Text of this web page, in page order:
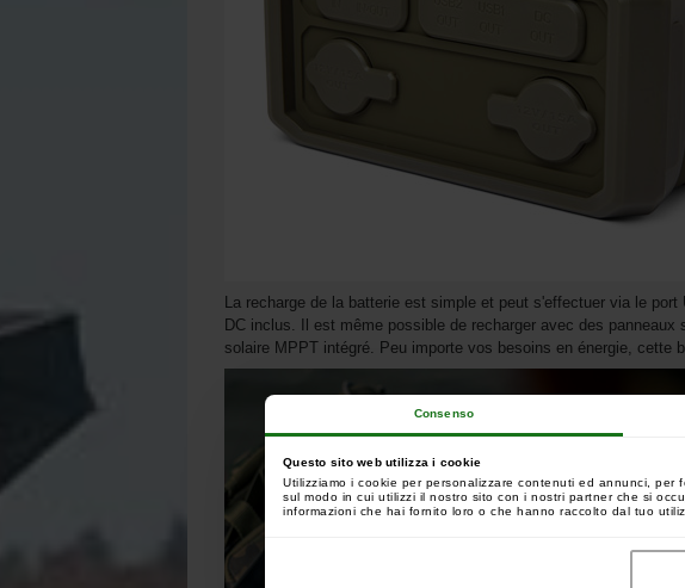
Consenso
Questo sito web utilizza i cookie
Utilizziamo i cookie per personalizzare contenuti ed annunci,
sul modo in cui utilizzi il nostro sito con i nostri partner che si
informazioni che hai fornito loro o che hanno raccolto dal tuo
La recharge de la batterie est simple et peut s'effectuer via le
DC inclus. Il est même possible de recharger avec des panneaux
solaire MPPT intégré. Peu importe vos besoins en énergie, cette